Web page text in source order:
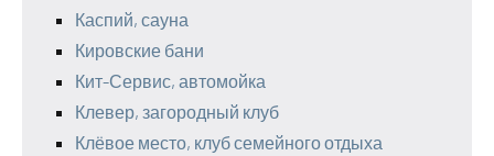
Каспий, сауна
Кировские бани
Кит-Сервис, автомойка
Клевер, загородный клуб
Клёвое место, клуб семейного отдыха